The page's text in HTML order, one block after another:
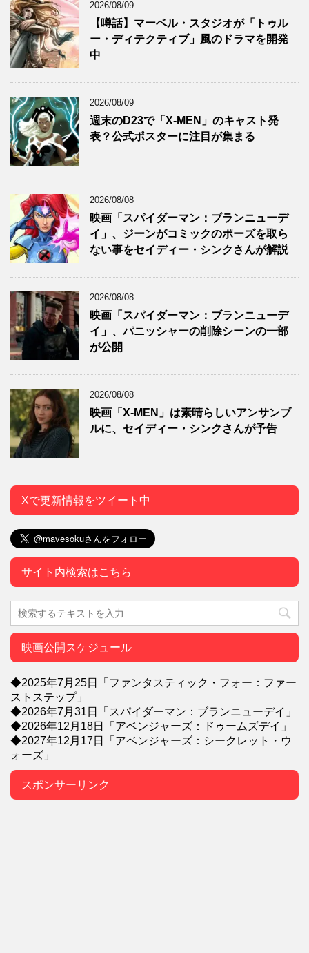
2026/08/09
【噂話】マーベル・スタジオが「トゥル
ー・ディテクティブ」風のドラマを開発
中
2026/08/09
週末のD23で「X-MEN」のキャスト発
表？公式ポスターに注目が集まる
2026/08/08
映画「スパイダーマン：ブランニューデ
イ」、ジーンがコミックのポーズを取ら
ない事をセイディー・シンクさんが解説
2026/08/08
映画「スパイダーマン：ブランニューデ
イ」、パニッシャーの削除シーンの一部
が公開
2026/08/08
映画「X-MEN」は素晴らしいアンサンブ
ルに、セイディー・シンクさんが予告
Xで更新情報をツイート中
サイト内検索はこちら
映画公開スケジュール
◆2025年7月25日「ファンタスティック・フォー：ファー
ストステップ」
◆2026年7月31日「スパイダーマン：ブランニューデイ」
◆2026年12月18日「アベンジャーズ：ドゥームズデイ」
◆2027年12月17日「アベンジャーズ：シークレット・ウ
ォーズ」
スポンサーリンク